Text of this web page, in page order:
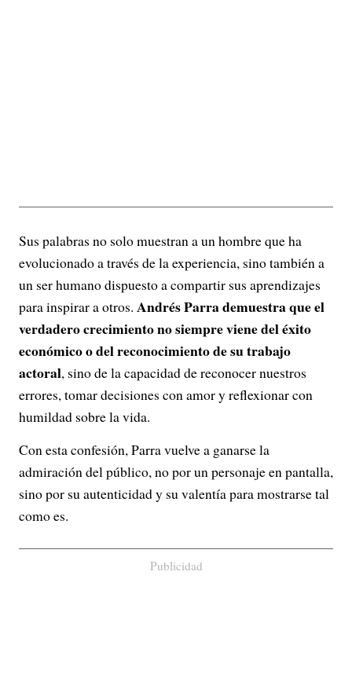
Sus palabras no solo muestran a un hombre que ha
evolucionado a través de la experiencia, sino también a
un ser humano dispuesto a compartir sus aprendizajes
para inspirar a otros. Andrés Parra demuestra que el
verdadero crecimiento no siempre viene del éxito
económico o del reconocimiento de su trabajo
actoral, sino de la capacidad de reconocer nuestros
errores, tomar decisiones con amor y reflexionar con
humildad sobre la vida.
Con esta confesión, Parra vuelve a ganarse la
admiración del público, no por un personaje en pantalla,
sino por su autenticidad y su valentía para mostrarse tal
como es.
Publicidad